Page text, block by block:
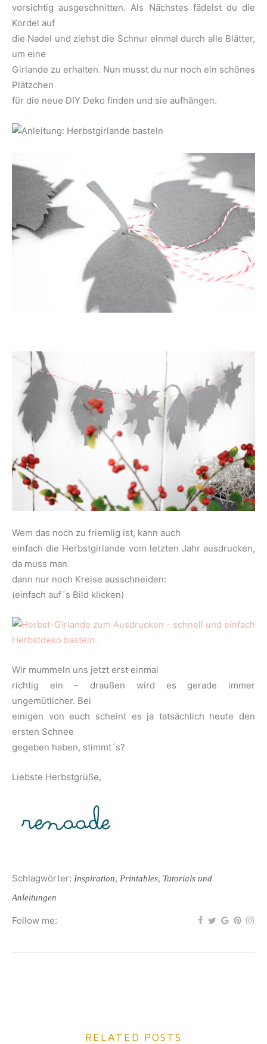
vorsichtig ausgeschnitten. Als Nächstes fädelst du die
Kordel auf
die Nadel und ziehst die Schnur einmal durch alle Blätter,
um eine
Girlande zu erhalten. Nun musst du nur noch ein schönes
Plätzchen
für die neue DIY Deko finden und sie aufhängen.
Wem das noch zu friemlig ist, kann auch
einfach die Herbstgirlande vom letzten Jahr ausdrucken,
da muss man
dann nur noch Kreise ausschneiden:
(einfach auf´s Bild klicken)
Wir mummeln uns jetzt erst einmal
richtig ein – draußen wird es gerade immer
ungemütlicher. Bei
einigen von euch scheint es ja tatsächlich heute den
ersten Schnee
gegeben haben, stimmt´s?
Liebste Herbstgrüße,
Schlagwörter: Inspiration, Printables, Tutorials und
Anleitungen
Follow me:
RELATED POSTS